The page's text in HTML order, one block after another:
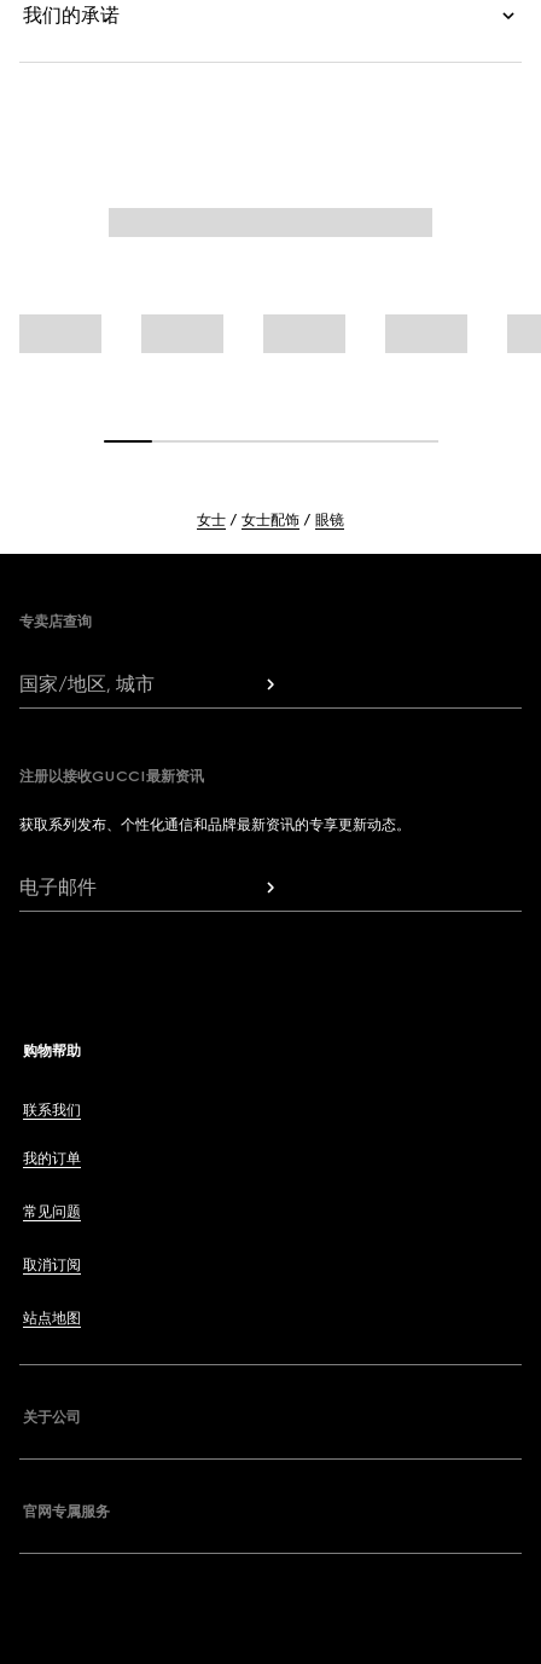
我们的承诺
女士 女士配饰 眼镜
专卖店查询
国家/地区, 城市
注册以接收GUCCI最新资讯
获取系列发布、个性化通信和品牌最新资讯的专享更新动态。
电子邮件
购物帮助
联系我们
我的订单
常见问题
取消订阅
站点地图
关于公司
官网专属服务